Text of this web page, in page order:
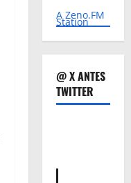
A Zeno.FM
Station
@ X ANTES
TWITTER